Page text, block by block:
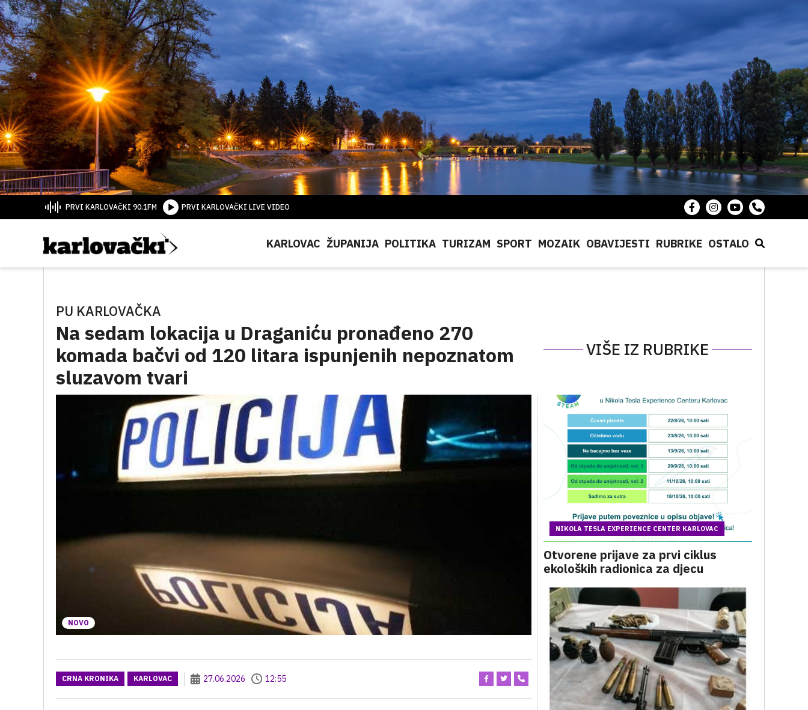
PRVI KARLOVAČKI 90.1FM PRVI KARLOVAČKI LIVE VIDEO
KARLOVAC ŽUPANIJA POLITIKA TURIZAM SPORT MOZAIK OBAVIJESTI RUBRIKE OSTALO
PU KARLOVAČKA
Na sedam lokacija u Draganiću pronađeno 270
komada bačvi od 120 litara ispunjenih nepoznatom
sluzavom tvari
VIŠE IZ RUBRIKE
NOVO
CRNA KRONIKA KARLOVAC 27.06.2026 12:55
NIKOLA TESLA EXPERIENCE CENTER KARLOVAC
Otvorene prijave za prvi ciklus
ekoloških radionica za djecu